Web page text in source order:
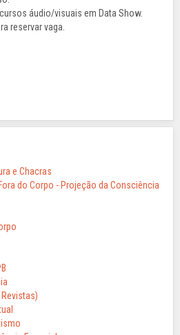
áudio/visuais em Data Show.
reservar vaga.
e Chacras
do Corpo - Projeção da Consciência